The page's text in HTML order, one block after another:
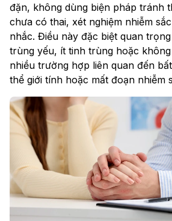
đặn, không dùng biện pháp tránh
chưa có thai, xét nghiệm nhiễm
nhắc. Điều này đặc biệt quan
trùng yếu, ít tinh trùng hoặc
nhiều trường hợp liên quan đến
thể giới tính hoặc mất đoạn nhiễm